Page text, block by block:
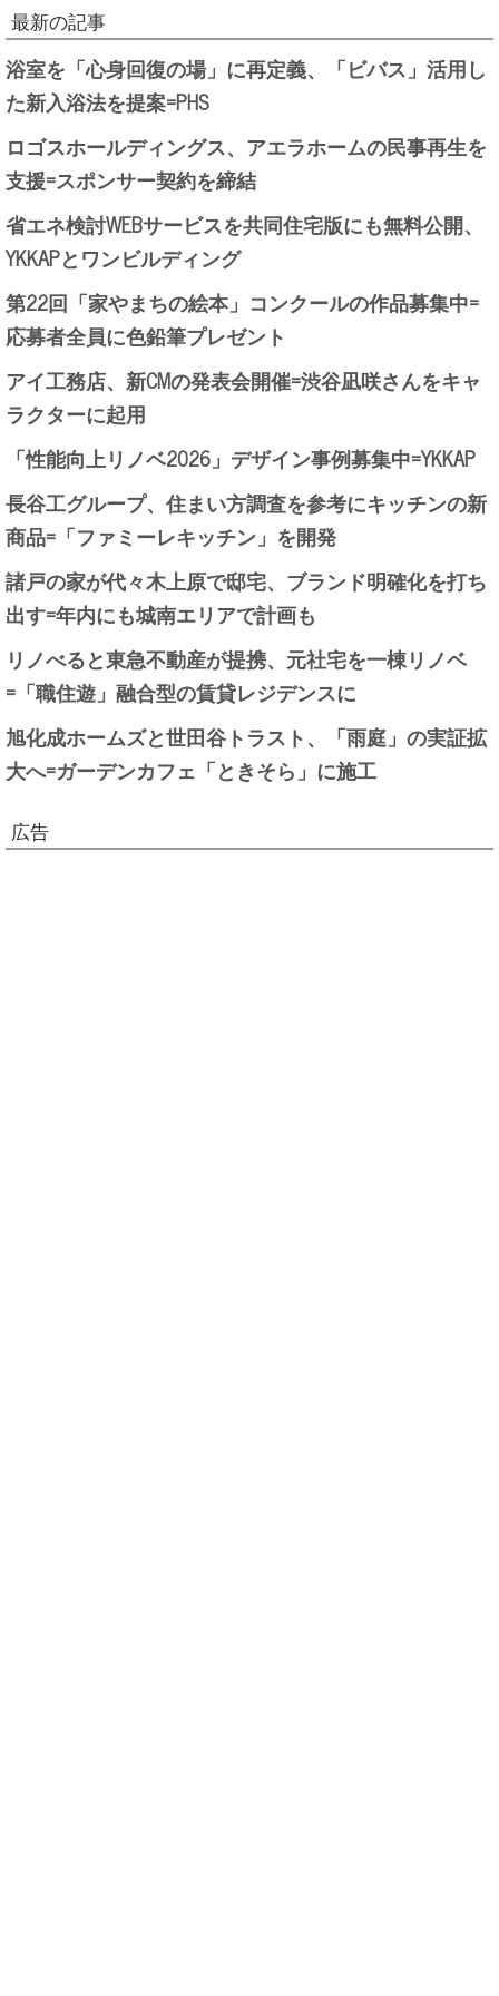
最新の記事
浴室を「心身回復の場」に再定義、「ビバス」活用し
た新入浴法を提案=PHS
ロゴスホールディングス、アエラホームの民事再生を
支援=スポンサー契約を締結
省エネ検討WEBサービスを共同住宅版にも無料公開、
YKKAPとワンビルディング
第22回「家やまちの絵本」コンクールの作品募集中=
応募者全員に色鉛筆プレゼント
アイ工務店、新CMの発表会開催=渋谷凪咲さんをキャ
ラクターに起用
「性能向上リノベ2026」デザイン事例募集中=YKKAP
長谷工グループ、住まい方調査を参考にキッチンの新
商品=「ファミーレキッチン」を開発
諸戸の家が代々木上原で邸宅、ブランド明確化を打ち
出す=年内にも城南エリアで計画も
リノべると東急不動産が提携、元社宅を一棟リノベ
=「職住遊」融合型の賃貸レジデンスに
旭化成ホームズと世田谷トラスト、「雨庭」の実証拡
大へ=ガーデンカフェ「ときそら」に施工
広告